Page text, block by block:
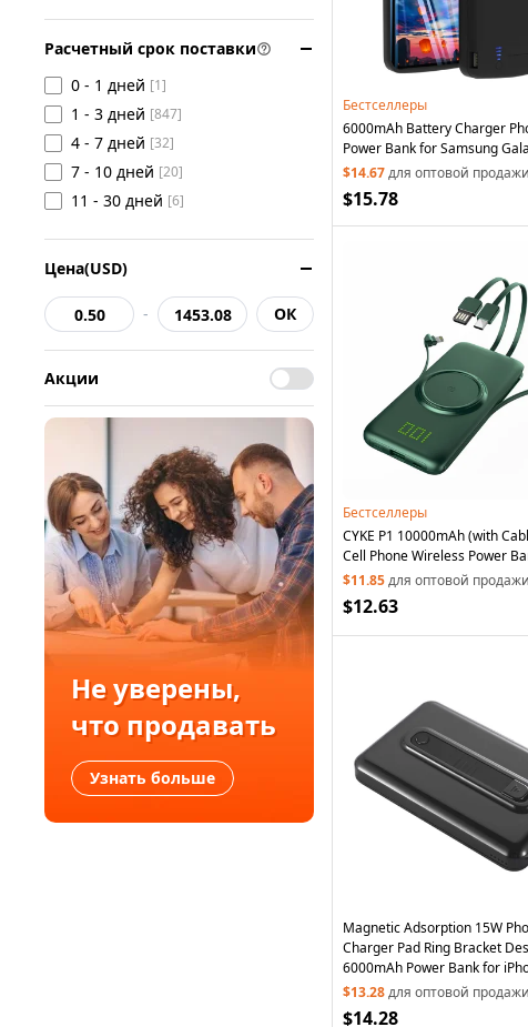
Расчетный срок поставки
0 - 1 дней [1]
1 - 3 дней [847]
4 - 7 дней [32]
7 - 10 дней [20]
11 - 30 дней [6]
Цена(USD)
- ОК
Акции
Не уверены,
что продавать
Узнать больше
Бестселлеры
6000mAh Battery Charger
Power Bank for Samsung
Ultra
$14.67для оптовой продажи
$15.78
Бестселлеры
CYKE P1 10000mAh (with
Cell Phone Wireless Power
$11.85для оптовой продажи
$12.63
Magnetic Adsorption 15W
Charger Pad Ring Bracket
6000mAh Power Bank for
Series - Black
$13.28для оптовой продажи
$14.28